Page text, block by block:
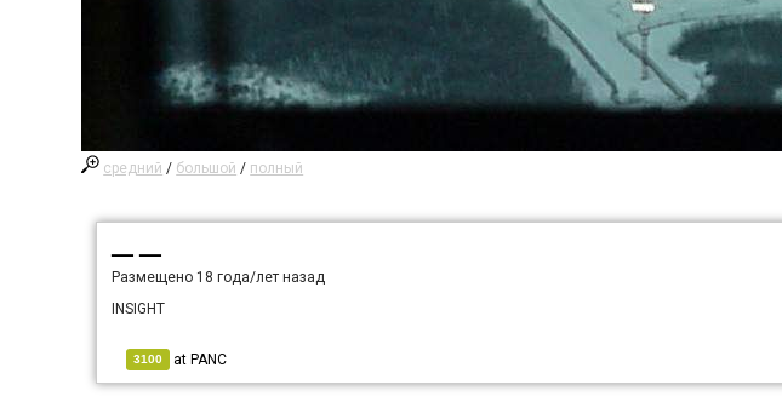
средний / большой / полный
— —
Размещено 18 года/лет назад
INSIGHT
3100 at PANC